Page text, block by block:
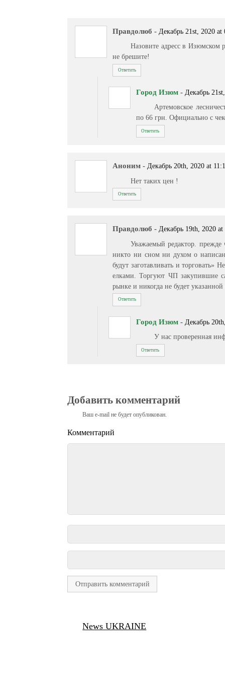
Правдолюб - Декабрь 21st, 2020 at
Назовите адресс в
не брешите!
Ответить
Город Изюм - Декабрь
Артемовское
по 66 грн. Официально с
Ответить
Аноним - Декабрь 20th, 2020 at
Нет таких цен !
Ответить
Правдолюб - Декабрь 19th, 2020 at
Уважаемый редактор. прежде
никто ни сном ни духом о
будут заготавливать и торговать»
елками. Торгуют ЧП закупившие
рынке и никогда не будет
Ответить
Город Изюм - Декабрь
У нас проверенная
Ответить
Добавить комментарий
Ваш e-mail не будет опубликован.
Комментарий
News UKRAINE